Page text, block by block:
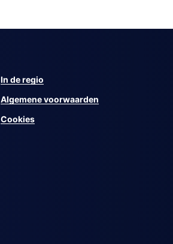
In de regio
Algemene voorwaarden
Cookies